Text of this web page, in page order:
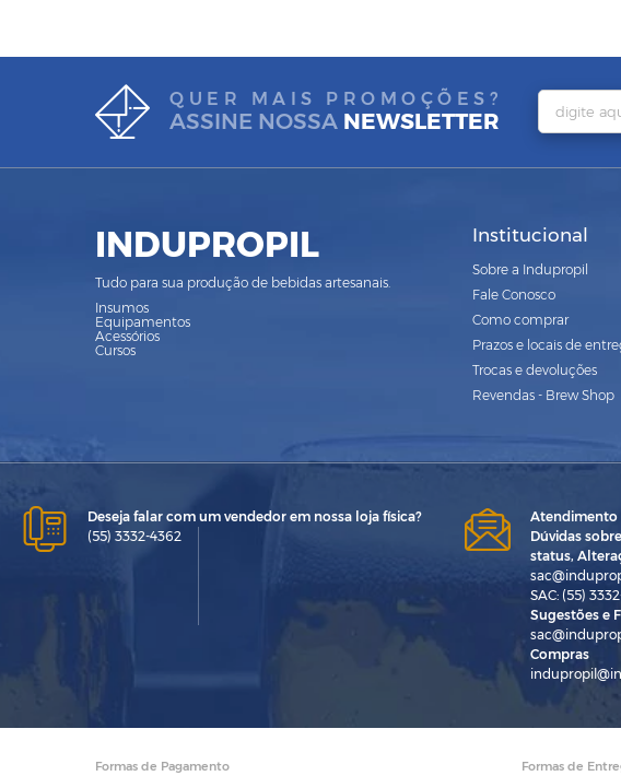
QUER MAIS PROMOÇÕES?
ASSINE NOSSA NEWSLETTER
INDUPROPIL
Tudo para sua produção de bebidas artesanais.
Insumos
Equipamentos
Acessórios
Cursos
Institucional
Sobre a Indupropil
Fale Conosco
Como comprar
Prazos e locais de
Trocas e devoluções
Revendas - Brew Shop
Deseja falar com um vendedor em nossa loja física?
(55) 3332-4362
Atendimento
Dúvidas
status,
SAC: (55)
Sugestões e
Compras
Formas de Pagamento Formas de